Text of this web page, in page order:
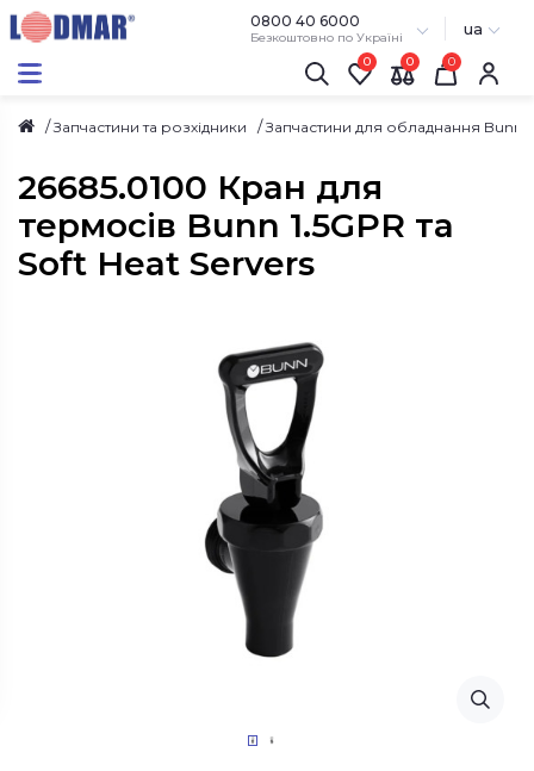
0800 40 6000
Безкоштовно по Україні ua
0 0
Запчастини та розхідники Запчастини для обладнання Bunn
26685.0100 Кран для
термосів Bunn 1.5GPR та
Soft Heat Servers